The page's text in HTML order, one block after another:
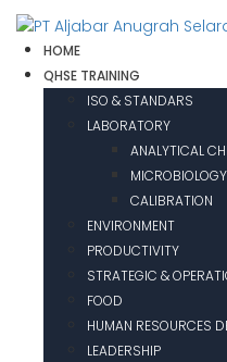
HOME
QHSE TRAINING
ISO & STANDARS
LABORATORY
ANALYTICAL
CALIBRATION
ENVIRONMENT
PRODUCTIVITY
STRATEGIC &
FOOD
HUMAN RESOURCES
LEADERSHIP